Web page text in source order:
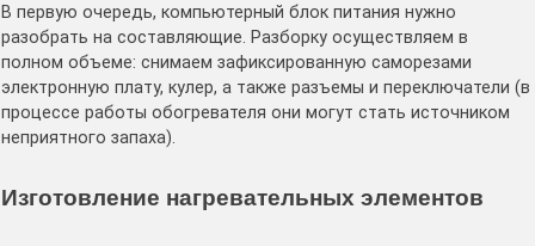
В первую очередь, компьютерный блок питания нужно
разобрать на составляющие. Разборку осуществляем в
полном объеме: снимаем зафиксированную саморезами
электронную плату, кулер, а также разъемы и переключатели (в
процессе работы обогревателя они могут стать источником
неприятного запаха).
Изготовление нагревательных элементов